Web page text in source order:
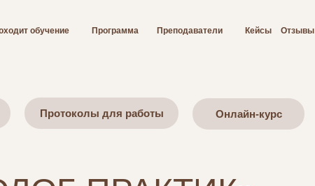
обучение Программа Кейсы Отзывы
Преподаватели
Протоколы для работы Онлайн-курс